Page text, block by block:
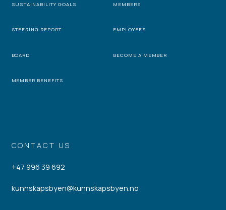
CONTACT US
+47 996 39 692
kunnskapsbyen@kunnskapsbyen.no
SUSTAINABILITY GOALS MEMBERS
STEERING REPORT EMPLOYEES
BOARD BECOME A MEMBER
MEMBER BENEFITS